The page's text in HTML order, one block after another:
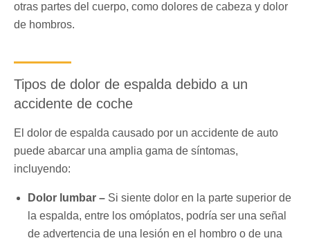
otras partes del cuerpo, como dolores de cabeza y dolor
de hombros.
Tipos de dolor de espalda debido a un
accidente de coche
El dolor de espalda causado por un accidente de auto
puede abarcar una amplia gama de síntomas,
incluyendo:
Dolor lumbar – Si siente dolor en la parte superior de
la espalda, entre los omóplatos, podría ser una señal
de advertencia de una lesión en el hombro o de una